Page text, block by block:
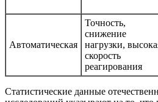
Автоматическая
Точность,
снижение
нагрузки,
скорость
реагирования
Статистические данные